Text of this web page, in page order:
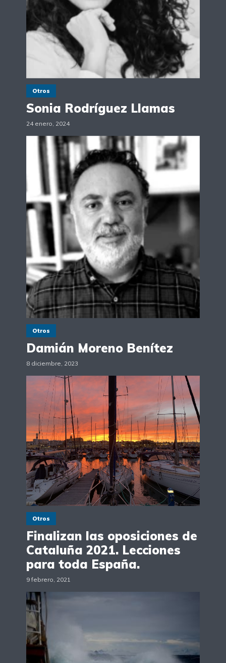
Otros
Sonia Rodríguez Llamas
24 enero, 2024
Otros
Damián Moreno Benítez
8 diciembre, 2023
Otros
Finalizan las oposiciones de
Cataluña 2021. Lecciones
para toda España.
9 febrero, 2021